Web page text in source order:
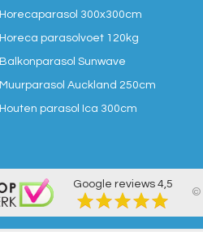
Horecaparasol 300x300cm
Horeca parasolvoet 120kg
Balkonparasol Sunwave
Muurparasol Auckland 250cm
Houten parasol Ica 300cm
Google reviews 4,5
©